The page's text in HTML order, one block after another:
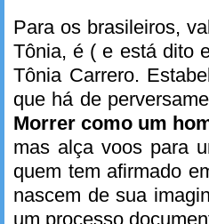
Para os brasileiros,
Tônia, é ( e está dito
Tônia Carrero.
que há de
Morrer como um
mas alça voos para
quem tem afirmado
nascem de sua
um processo